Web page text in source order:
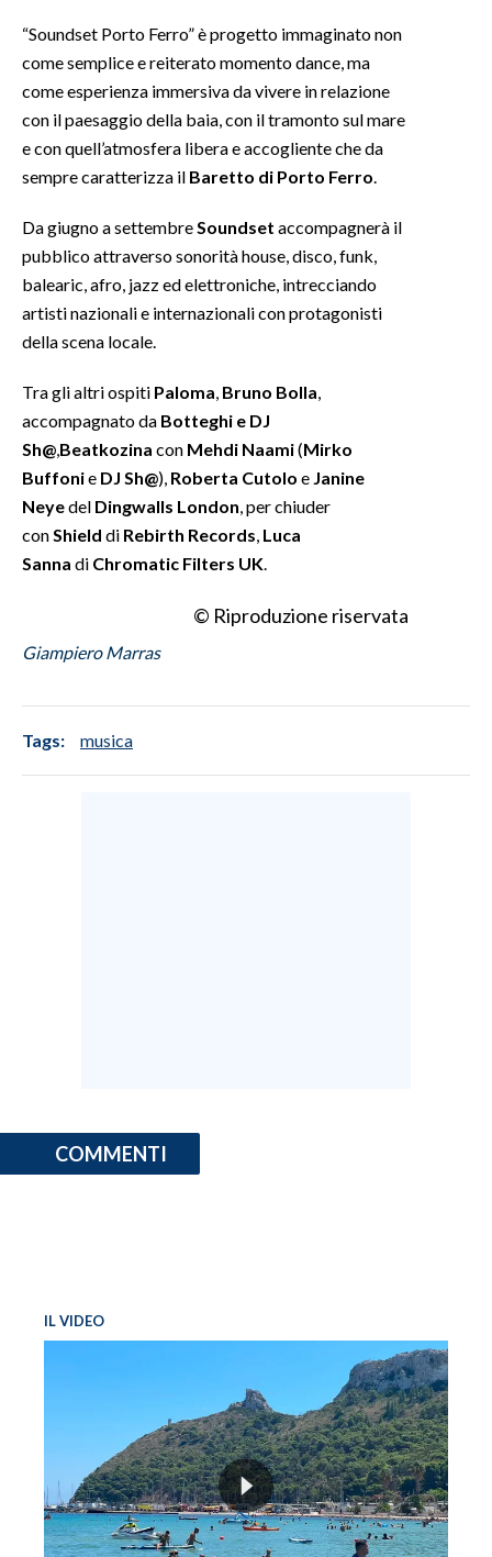
INSULARITÀ
INFO AZIENDE
ABBONATI
NECROLOGI
PUBBLICITÀ
SPIAGGE
“Soundset Porto Ferro” è progetto immaginato non
come semplice e reiterato momento dance, ma
come esperienza immersiva da vivere in relazione
con il paesaggio della baia, con il tramonto sul mare
e con quell’atmosfera libera e accogliente che da
sempre caratterizza il Baretto di Porto Ferro
Da giugno a settembre Soundset accompagnerà il
pubblico attraverso sonorità house, disco, funk,
balearic, afro, jazz ed elettroniche, intrecciando
artisti nazionali e internazionali con protagonisti
della scena locale.
Tra gli altri ospiti Paloma Bruno Bolla
accompagnato da Botteghi e DJ
Sh@ Beatkozina con Mehdi Naami(Mirko
Buffonie DJ Sh@), Roberta Cutolo e Janine
Neyedel Dingwalls London , per chiuder
con Shield di Rebirth Records Luca
Sanna di Chromatic Filters UK
© Riproduzione riservata
Giampiero Marras
Tags: musica
COMMENTI
IL VIDEO